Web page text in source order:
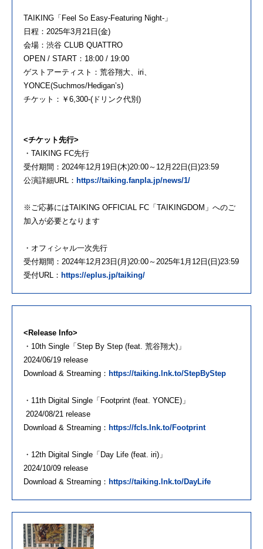
TAIKING「Feel So Easy-Featuring Night-」
日程：2025年3月21日(金)
会場：渋谷 CLUB QUATTRO
OPEN / START：18:00 / 19:00
ゲストアーティスト：荒谷翔大、iri、
YONCE(Suchmos/Hedigan’s)
チケット：￥6,300-(ドリンク代別)
<チケット先行>
・TAIKING FC先行
受付期間：2024年12月19日(木)20:00～12月22日(日)23:59
公演詳細URL： https://taiking.fanpla.jp/news/1/
※ご応募にはTAIKING OFFICIAL FC「TAIKINGDOM」へのご
加入が必要となります
・オフィシャル一次先行
受付期間：2024年12月23日(月)20:00～2025年1月12日(日)23:59
受付URL： https://eplus.jp/taiking/
<Release Info>
・10th Single「Step By Step (feat. 荒谷翔大)」
2024/06/19 release
Download & Streaming： https://taiking.lnk.to/StepByStep
・11th Digital Single「Footprint (feat. YONCE)」
2024/08/21 release
Download & Streaming： https://fcls.lnk.to/Footprint
・12th Digital Single「Day Life (feat. iri)」
2024/10/09 release
Download & Streaming： https://taiking.lnk.to/DayLife